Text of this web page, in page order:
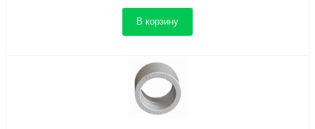
В корзину